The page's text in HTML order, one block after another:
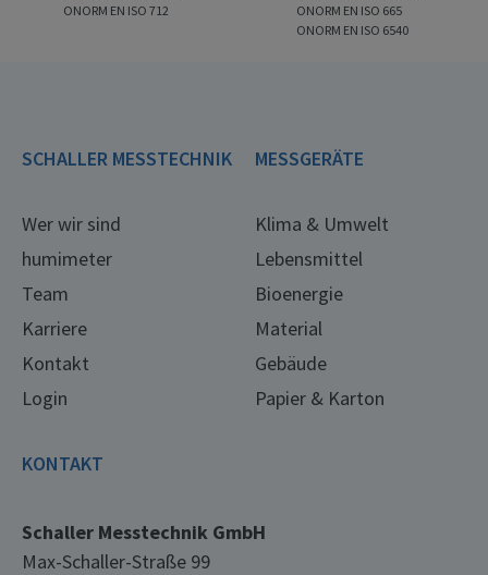
ONORM EN ISO 712
ONORM EN ISO 665
ONORM EN ISO 6540
SCHALLER MESSTECHNIK
Wer wir sind
humimeter
Team
Karriere
Kontakt
Login
MESSGERÄTE
Klima & Umwelt
Lebensmittel
Bioenergie
Material
Gebäude
Papier & Karton
KONTAKT
Schaller Messtechnik GmbH
Max-Schaller-Straße 99